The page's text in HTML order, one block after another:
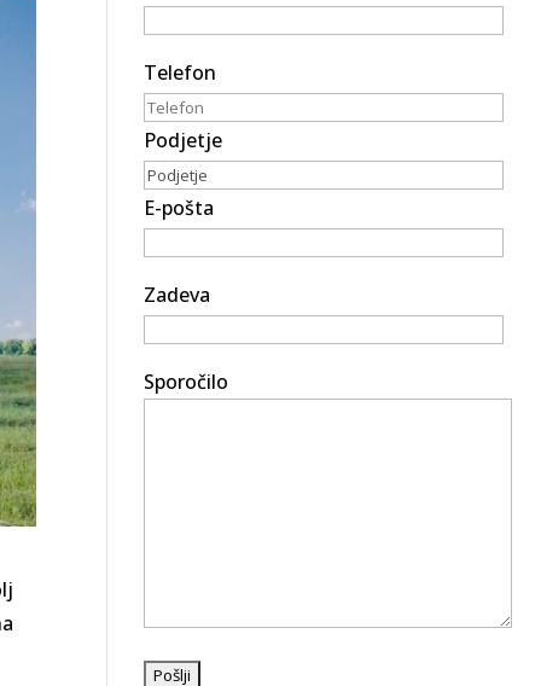
Telefon
Podjetje
E-pošta
Zadeva
Sporočilo